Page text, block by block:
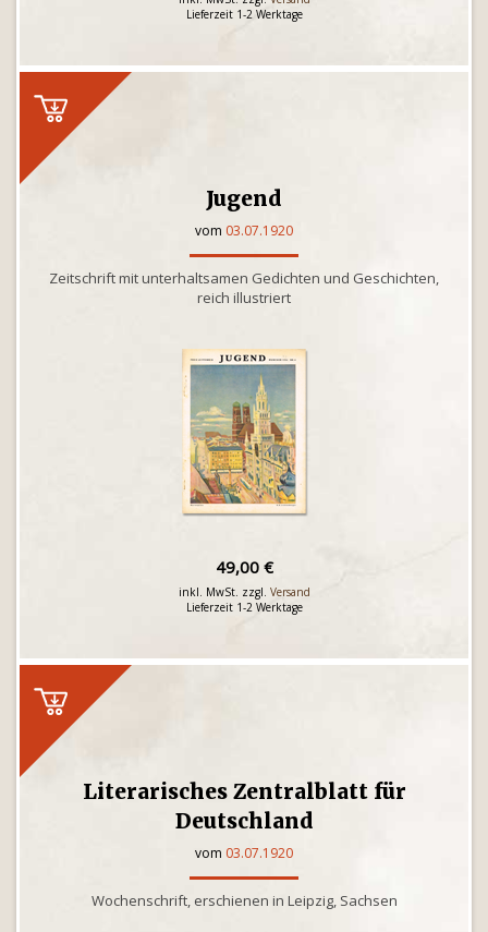
Lieferzeit 1-2 Werktage
Jugend
vom 03.07.1920
Zeitschrift mit unterhaltsamen Gedichten und Geschichten,
reich illustriert
49,00 €
inkl. MwSt. zzgl. Versand
Lieferzeit 1-2 Werktage
Literarisches Zentralblatt für
Deutschland
vom 03.07.1920
Wochenschrift, erschienen in Leipzig, Sachsen